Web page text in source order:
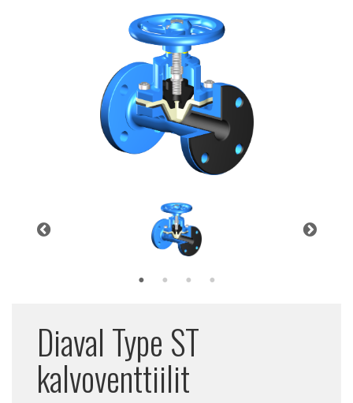
Diaval Type ST
kalvoventtiilit